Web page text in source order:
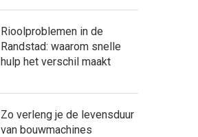
Rioolproblemen in de
Randstad: waarom snelle
hulp het verschil maakt
Zo verleng je de levensduur
van bouwmachines